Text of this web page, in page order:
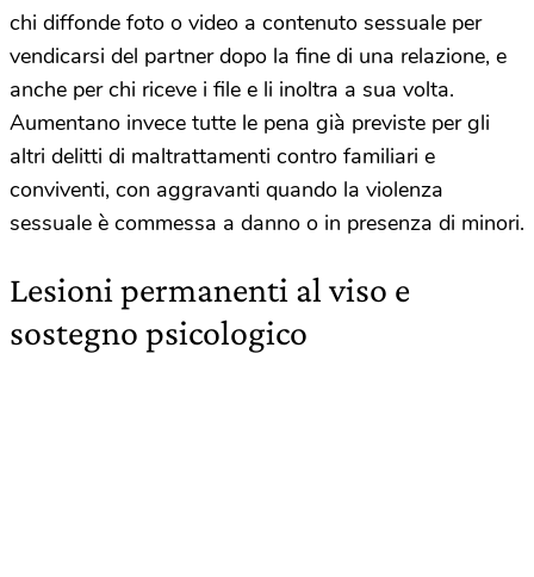
chi diffonde foto o video a contenuto sessuale per
vendicarsi del partner dopo la fine di una relazione, e
anche per chi riceve i file e li inoltra a sua volta.
Aumentano invece tutte le pena già previste per gli
altri delitti di maltrattamenti contro familiari e
conviventi, con aggravanti quando la violenza
sessuale è commessa a danno o in presenza di minori.
Lesioni permanenti al viso e
sostegno psicologico